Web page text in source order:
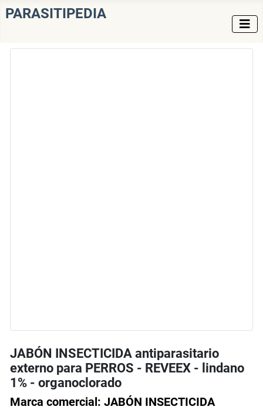
PARASITIPEDIA
JABÓN INSECTICIDA antiparasitario
externo para PERROS - REVEEX - lindano
1% - organoclorado
Marca comercial: JABÓN INSECTICIDA